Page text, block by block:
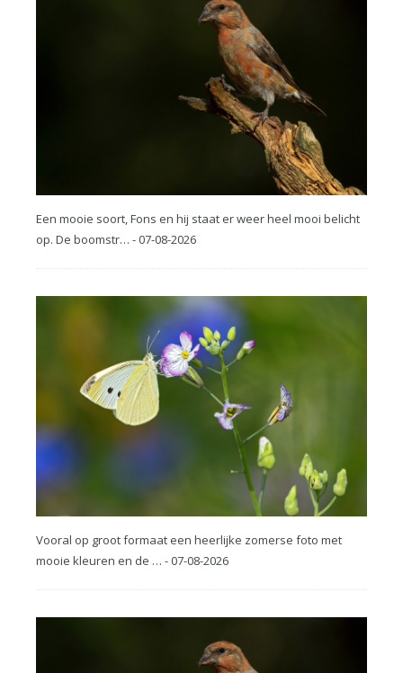
Een mooie soort, Fons en hij staat er weer heel mooi belicht
op. De boomstr… - 07-08-2026
Vooral op groot formaat een heerlijke zomerse foto met
mooie kleuren en de … - 07-08-2026